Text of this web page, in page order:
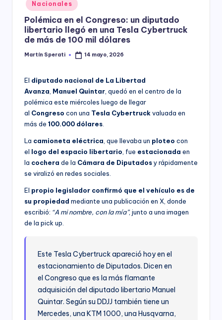
y
in
Nacionales
Polémica en el Congreso: un diputado
libertario llegó en una Tesla Cybertruck
de más de 100 mil dólares
Posted
Martín Sperati 14 mayo, 2026
El diputado nacional de La Libertad
Avanza Manuel Quintar , quedó en el centro de la
polémica este miércoles luego de llegar
al Congreso con una Tesla Cybertruckvaluada en
más de 100.000 dólares
La camioneta eléctrica , que llevaba un ploteo con
el logo del espacio libertario , fue estacionada en
la cochera de la Cámara de Diputadosy rápidamente
se viralizó en redes sociales.
El propio legislador confirmó que el vehículo es de
su propiedad mediante una publicación en X, donde
escribió: “A mi nombre, con la mía”, junto a una imagen
de la pick up.
Este Tesla Cybertruck apareció hoy en el
estacionamiento de Diputados. Dicen en
el Congreso que es la más flamante
adquisición del diputado libertario Manuel
Quintar. Según su DDJJ también tiene un
Mercedes, una KTM 1000, una Husqvarna,